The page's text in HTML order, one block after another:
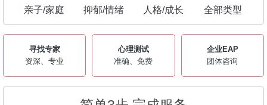
亲子/家庭 抑郁/情绪 人格/成长 全部类型
寻找专家
资深、专业
心理测试
准确、免费
企业EAP
团体咨询